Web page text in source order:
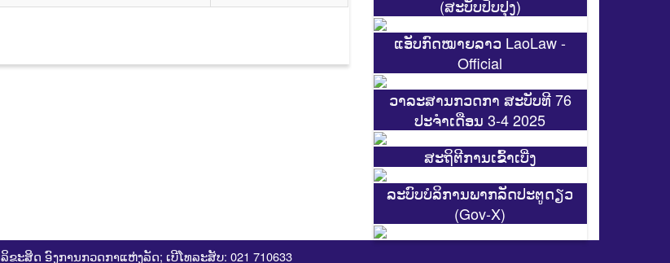
(ສະບັບປັບປຸງ)
ແອັບກົດໝາຍລາວ LaoLaw -
Official
ວາລະສານກວດກາ ສະບັບທີ 76
ປະຈຳເດືອນ 3-4 2025
ສະ​ຖິ​ຕີການ​ເຂົ້າ​ເບີ່ງ
ລະບົບບໍລິການພາກລັດປະຕູດຽວ
(Gov-X)
ຂະສິດ ອົງການກວດກາແຫ່ງລັດ; ເບີໂທລະສັບ: 021 710633